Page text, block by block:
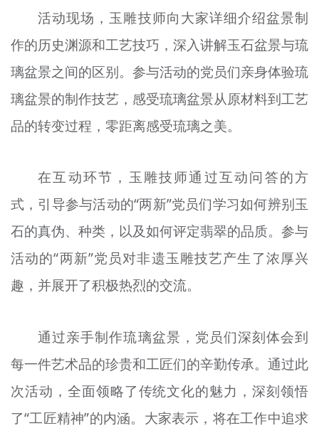
活动现场，玉雕技师向大家详细介绍盆景制
作的历史渊源和工艺技巧，深入讲解玉石盆景与琉
璃盆景之间的区别。参与活动的党员们亲身体验琉
璃盆景的制作技艺，感受琉璃盆景从原材料到工艺
品的转变过程，零距离感受琉璃之美。
在互动环节，玉雕技师通过互动问答的方
式，引导参与活动的“两新”党员们学习如何辨别玉
石的真伪、种类，以及如何评定翡翠的品质。参与
活动的“两新”党员对非遗玉雕技艺产生了浓厚兴
趣，并展开了积极热烈的交流。
通过亲手制作琉璃盆景，党员们深刻体会到
每一件艺术品的珍贵和工匠们的辛勤传承。通过此
次活动，全面领略了传统文化的魅力，深刻领悟
了“工匠精神”的内涵。大家表示，将在工作中追求